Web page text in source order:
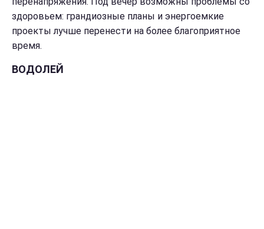
здоровьем: грандиозные планы и энергоемкие
проекты лучше перенести на более благоприятное
время.
ВОДОЛЕЙ